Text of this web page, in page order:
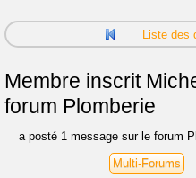
Liste des
Membre inscrit
forum Plomberie
a posté 1 message sur le forum
Multi-Forums